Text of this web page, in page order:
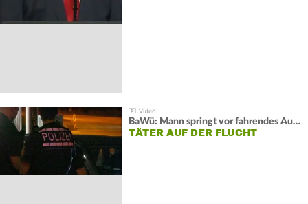
BaWü: Mann springt vor fahrendes Auto und schießt
TÄTER AUF DER FLUCHT